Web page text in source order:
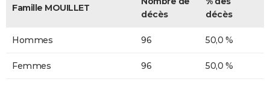
Famille MOUILLET
décès
décès
Hommes 96 50,0 %
Femmes 96 50,0 %